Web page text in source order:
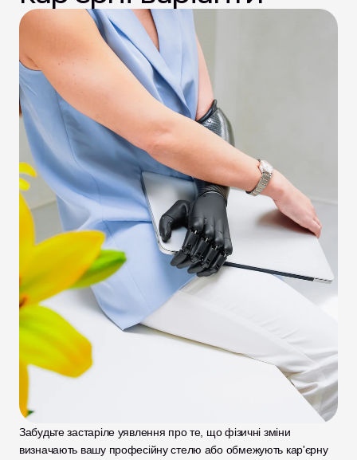
Забудьте застаріле уявлення про те, що фізичні зміни
визначають вашу професійну стелю або обмежують кар'єрну